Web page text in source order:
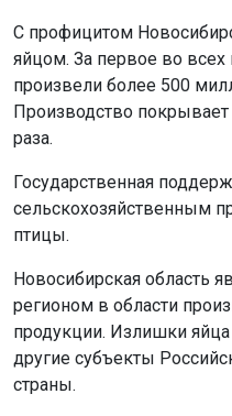
С профицитом
яйцом. За первое во всех
произвели более 500
Производство покрывает
раза.
Государственная
сельскохозяйственным
птицы.
Новосибирская область
регионом в области
продукции. Излишки
другие субъекты
страны.